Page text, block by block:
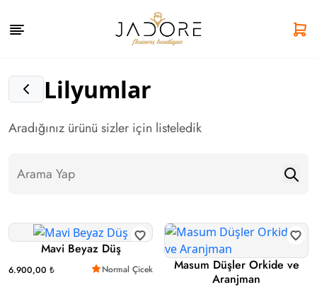
Lilyumlar
Aradığınız ürünü sizler için listeledik
Mavi Beyaz Düş
6.900,00 ₺ Normal Çicek
Masum Düşler Orkide ve
Aranjman